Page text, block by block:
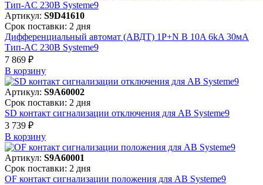
Артикул: S9D41610
Срок поставки: 2 дня
Дифференциальный автомат (АВДТ) 1P+N B 10A 6kA 30мА
Тип-AC 230В Systeme9
7 869 ₽
В корзинy
Артикул: S9A60002
Срок поставки: 2 дня
SD контакт сигнализации отключения для АВ Systeme9
3 739 ₽
В корзинy
Артикул: S9A60001
Срок поставки: 2 дня
OF контакт сигнализации положения для АВ Systeme9